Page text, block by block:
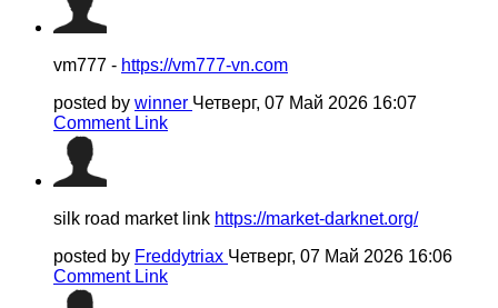
vm777 - https://vm777-vn.com
posted by winner Четверг, 07 Май 2026 16:07
Comment Link
silk road market link https://market-darknet.org/
posted by Freddytriax Четверг, 07 Май 2026 16:06
Comment Link